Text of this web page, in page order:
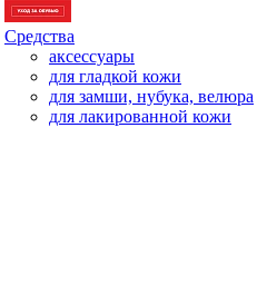
Средства
аксессуары
для гладкой кожи
для замши, нубука, велюра
для лакированной кожи